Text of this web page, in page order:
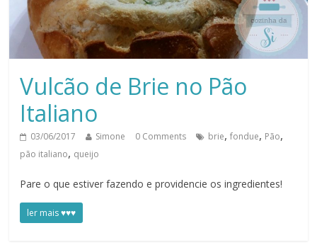
Vulcão de Brie no Pão
Italiano
03/06/2017 Simone 0 Comments brie,fondue, Pão,
pão italiano, queijo
Pare o que estiver fazendo e providencie os ingredientes!
ler mais ♥♥♥